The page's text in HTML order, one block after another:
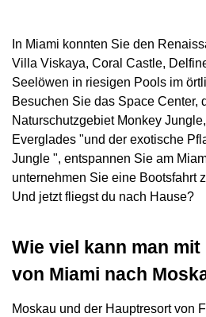
In Miami konnten Sie den
Villa Viskaya, Coral Castle,
Seelöwen in riesigen Pools im
Besuchen Sie das Space Center,
Naturschutzgebiet Monkey
Everglades "und der exotische
Jungle ", entspannen Sie am
unternehmen Sie eine Bootsfahrt
Und jetzt fliegst du nach Hause?
Wie viel kann man
von Miami nach
Moskau und der Hauptresort von